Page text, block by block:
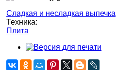
Сладкая и несладкая выпечка
Техника:
Плита